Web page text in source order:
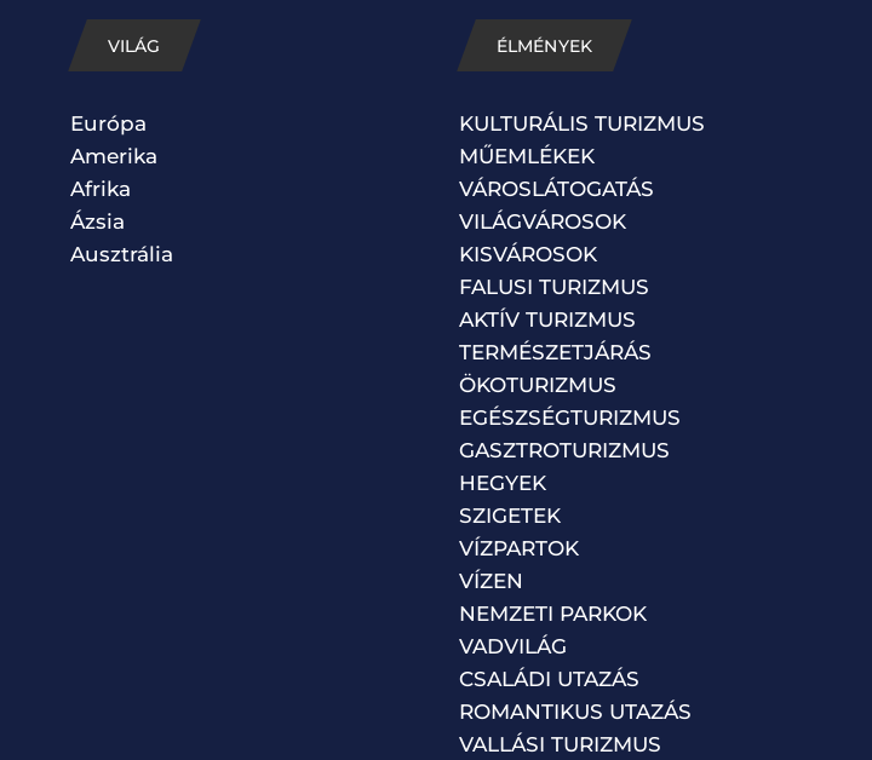
VILÁG
Európa
Amerika
Afrika
Ázsia
Ausztrália
ÉLMÉNYEK
KULTURÁLIS TURIZMUS
MŰEMLÉKEK
VÁROSLÁTOGATÁS
VILÁGVÁROSOK
KISVÁROSOK
FALUSI TURIZMUS
AKTÍV TURIZMUS
TERMÉSZETJÁRÁS
ÖKOTURIZMUS
EGÉSZSÉGTURIZMUS
GASZTROTURIZMUS
HEGYEK
SZIGETEK
VÍZPARTOK
VÍZEN
NEMZETI PARKOK
VADVILÁG
CSALÁDI UTAZÁS
ROMANTIKUS UTAZÁS
VALLÁSI TURIZMUS